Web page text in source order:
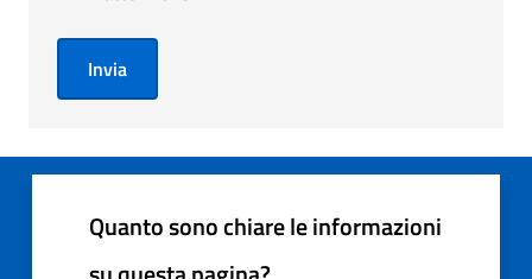
Invia
Quanto sono chiare le informazioni